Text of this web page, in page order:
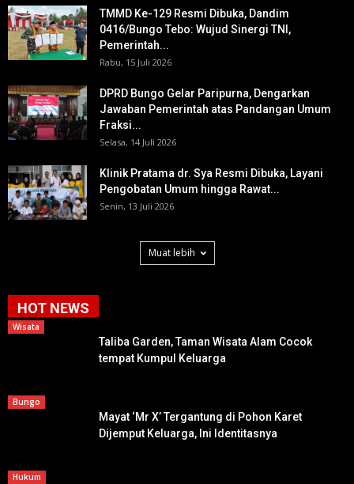
TMMD Ke-129 Resmi Dibuka, Dandim
0416/Bungo Tebo: Wujud Sinergi TNI,
Pemerintah...
Rabu, 15 Juli 2026
DPRD Bungo Gelar Paripurna, Dengarkan
Jawaban Pemerintah atas Pandangan Umum
Fraksi...
Selasa, 14 Juli 2026
Klinik Pratama dr. Sya Resmi Dibuka, Layani
Pengobatan Umum hingga Rawat...
Senin, 13 Juli 2026
Muat lebih
HOT NEWS
Wisata
Taliba Garden, Taman Wisata Alam Cocok
tempat Kumpul Keluarga
Bungo
Mayat ‘Mr X’ Tergantung di Pohon Karet
Dijemput Keluarga, Ini Identitasnya
Hukum